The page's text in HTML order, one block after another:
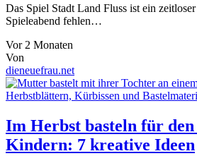
Das Spiel Stadt Land Fluss ist ein
Spieleabend fehlen…
Vor 2 Monaten
Von
dieneuefrau.net
Im Herbst basteln für
Kindern: 7 kreative Ideen